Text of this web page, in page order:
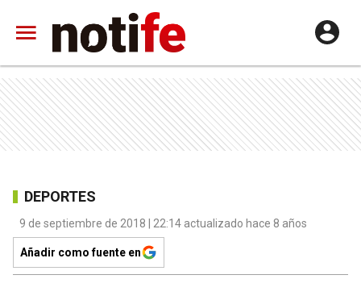
DEPORTES
9 de septiembre de 2018 | 22:14 actualizado hace 8 años
Añadir como fuente en